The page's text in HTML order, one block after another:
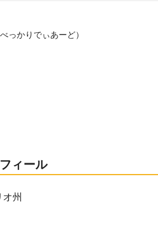
べっかりでぃあーど）
ィール
州